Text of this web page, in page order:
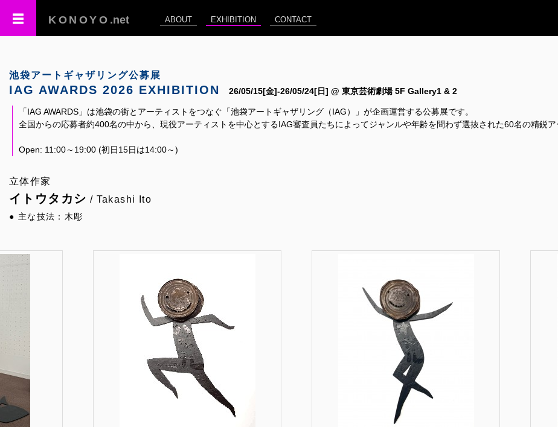
KONOYO .net ABOUT EXHIBITION CONTACT
池袋アートギャザリング公募展
IAG AWARDS 2026 EXHIBITION 26/05/15[金]-26/05/24[日] @ 東京芸術劇場 5F Gallery1 & 2
「IAG AWARDS」は池袋の街とアーティストをつなぐ「池袋アートギャザリング（IAG）」が企画運営する公募展です。
全国からの応募者約400名の中から、現役アーティストを中心とするIAG審査員たちによってジャンルや年齢を問わず選抜された60名の精鋭
Open: 11:00～19:00 (初日15日は14:00～)
立体作家
イトウタカシ / Takashi Ito
● 主な技法：木彫